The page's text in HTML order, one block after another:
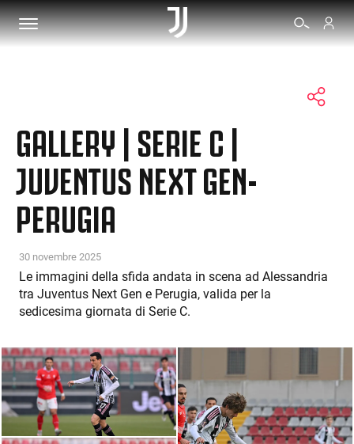
BIGLIETTI
SHOP
BIANCONERI
VIDEO
ALTRO
GALLERY | SERIE C |
JUVENTUS NEXT GEN-
PERUGIA
30 novembre 2025
Le immagini della sfida andata in scena ad Alessandria
tra Juventus Next Gen e Perugia, valida per la
sedicesima giornata di Serie C.